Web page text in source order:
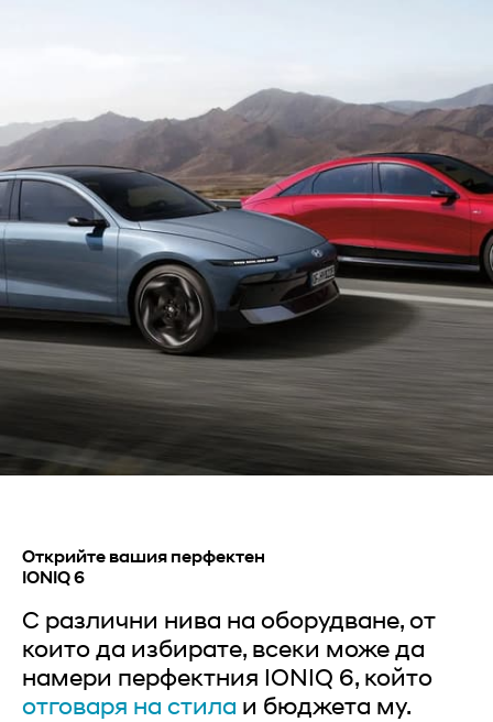
Открийте вашия перфектен
IONIQ 6
С различни нива на оборудване, от
които да избирате, всеки може да
намери перфектния IONIQ 6, който
отговаря на стила и бюджета му.